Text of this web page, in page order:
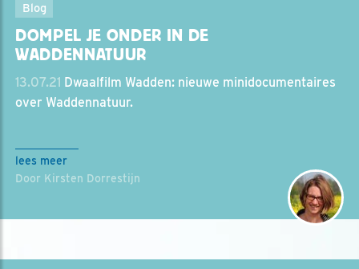
Blog
DOMPEL JE ONDER IN DE
WADDENNATUUR
13.07.21 Dwaalfilm Wadden: nieuwe minidocumentaires
over Waddennatuur.
lees meer
Door Kirsten Dorrestijn